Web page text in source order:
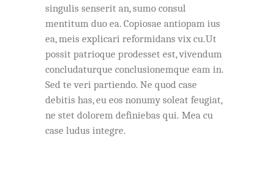
singulis senserit an, sumo consul
mentitum duo ea. Copiosae antiopam ius
ea, meis explicari reformidans vix cu.Ut
possit patrioque prodesset est, vivendum
concludaturque conclusionemque eam in.
Sed te veri partiendo. Ne quod case
debitis has, eu eos nonumy soleat feugiat,
ne stet dolorem definiebas qui. Mea cu
case ludus integre.